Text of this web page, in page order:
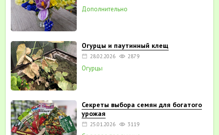
Дополнительно
Огурцы и паутинный клещ
28.02.2026 2879
Огурцы
Секреты выбора семян для богатого
урожая
25.01.2026 3119